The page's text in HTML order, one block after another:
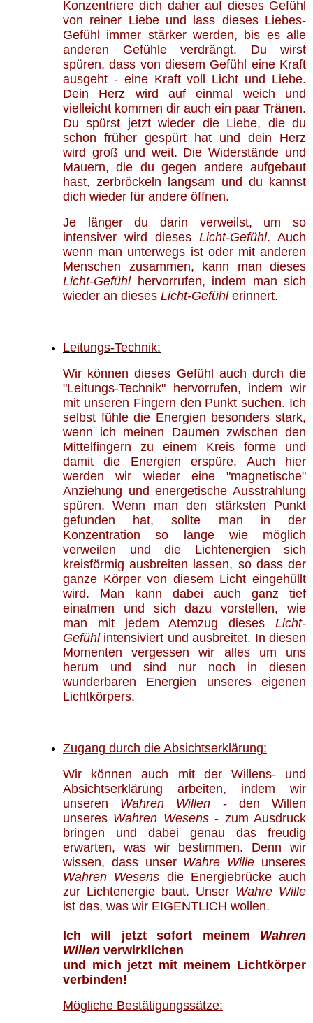
Konzentriere dich daher auf dieses Gefühl
von reiner Liebe und lass dieses Liebes-
Gefühl immer stärker werden, bis es alle
anderen Gefühle verdrängt. Du wirst
spüren, dass von diesem Gefühl eine Kraft
ausgeht - eine Kraft voll Licht und Liebe.
Dein Herz wird auf einmal weich und
vielleicht kommen dir auch ein paar Tränen.
Du spürst jetzt wieder die Liebe, die du
schon früher gespürt hat und dein Herz
wird groß und weit. Die Widerstände und
Mauern, die du gegen andere aufgebaut
hast, zerbröckeln langsam und du kannst
dich wieder für andere öffnen.
Je länger du darin verweilst, um so
intensiver wird dieses Licht-Gefühl. Auch
wenn man unterwegs ist oder mit anderen
Menschen zusammen, kann man dieses
Licht-Gefühlhervorrufen, indem man sich
wieder an dieses Licht-Gefühl erinnert.
Leitungs-Technik:
Wir können dieses Gefühl auch durch die
"Leitungs-Technik" hervorrufen, indem wir
mit unseren Fingern den Punkt suchen. Ich
selbst fühle die Energien besonders stark,
wenn ich meinen Daumen zwischen den
Mittelfingern zu einem Kreis forme und
damit die Energien erspüre. Auch hier
werden wir wieder eine "magnetische"
Anziehung und energetische Ausstrahlung
spüren. Wenn man den stärksten Punkt
gefunden hat, sollte man in der
Konzentration so lange wie möglich
verweilen und die Lichtenergien sich
kreisförmig ausbreiten lassen, so dass der
ganze Körper von diesem Licht eingehüllt
wird. Man kann dabei auch ganz tief
einatmen und sich dazu vorstellen, wie
man mit jedem Atemzug dieses Licht-
Gefühlintensiviert und ausbreitet. In diesen
Momenten vergessen wir alles um uns
herum und sind nur noch in diesen
wunderbaren Energien unseres eigenen
Lichtkörpers.
Zugang durch die Absichtserklärung:
Wir können auch mit der Willens- und
Absichtserklärung arbeiten, indem wir
unseren Wahren Willen - den Willen
unseres Wahren Wesens- zum Ausdruck
bringen und dabei genau das freudig
erwarten, was wir bestimmen. Denn wir
wissen, dass unser Wahre Wille unseres
Wahren Wesens die Energiebrücke auch
zur Lichtenergie baut. Unser Wahre Wille
ist das, was wir EIGENTLICH wollen.
Ich will jetzt sofort meinem Wahren
Willen verwirklichen
und mich jetzt mit meinem Lichtkörper
verbinden!
Mögliche Bestätigungssätze: